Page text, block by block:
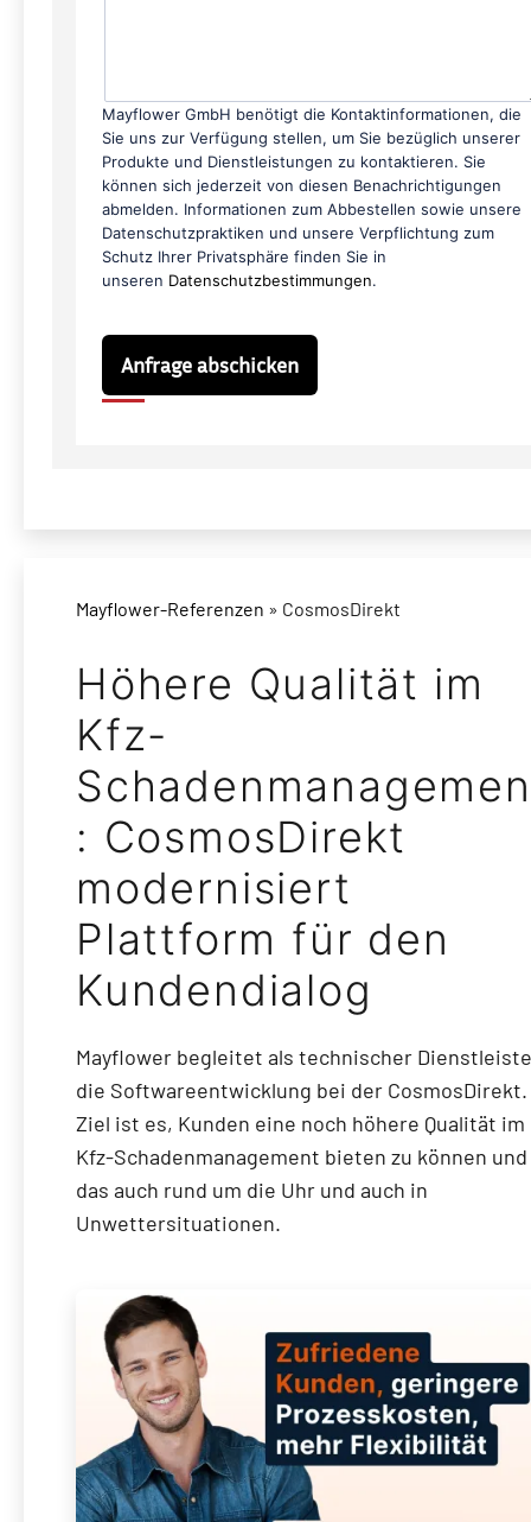
Mayflower GmbH benötigt die Kontaktinformationen, die
Sie uns zur Verfügung stellen, um Sie bezüglich unserer
Produkte und Dienstleistungen zu kontaktieren. Sie
können sich jederzeit von diesen Benachrichtigungen
abmelden. Informationen zum Abbestellen sowie unsere
Datenschutzpraktiken und unsere Verpflichtung zum
Schutz Ihrer Privatsphäre finden Sie in
unseren Datenschutzbestimmungen.
Anfrage abschicken
Mayflower-Referenzen » CosmosDirekt
Höhere Qualität im
Kfz-
: CosmosDirekt
modernisiert
Plattform für den
Kundendialog
Mayflower begleitet als technischer
die Softwareentwicklung bei der CosmosDirekt.
Ziel ist es, Kunden eine noch höhere Qualität im
Kfz-Schadenmanagement bieten zu können und
das auch rund um die Uhr und auch in
Unwettersituationen.